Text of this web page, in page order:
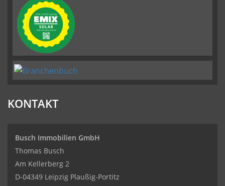
KONTAKT
Busch Immobilien GmbH
Thomas Busch
Am Kellerberg 2
D-04349 Leipzig Plaußig-Portitz